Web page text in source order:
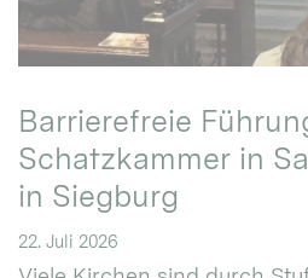
Barrierefreie
Schatzkammer in
in Siegburg
22. Juli 2026